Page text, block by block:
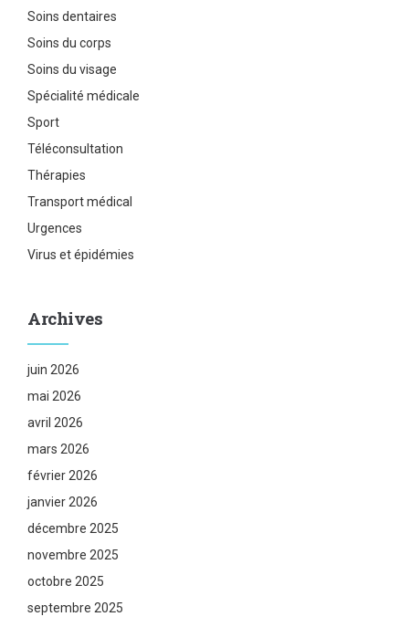
Soins dentaires
Soins du corps
Soins du visage
Spécialité médicale
Sport
Téléconsultation
Thérapies
Transport médical
Urgences
Virus et épidémies
Archives
juin 2026
mai 2026
avril 2026
mars 2026
février 2026
janvier 2026
décembre 2025
novembre 2025
octobre 2025
septembre 2025